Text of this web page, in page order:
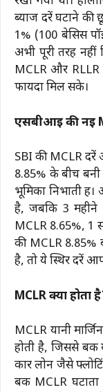
ब्याज दरें घटाने
1% (100 बेसिस
अभी पूरी तरह
MCLR और RLLR
फायदा मिल सके।
एसबीआई की नई
SBI की MCLR
8.85% के बीच
भूमिका निभाती
है, जबकि 3 महीने
MCLR 8.65%, 1
की MCLR 8.85%
है, तो ये स्थिर दरें
MCLR क्या होता
MCLR यानी
होती है, जिससे बैंक
कार लोन जैसे
बैंक MCLR घटाता